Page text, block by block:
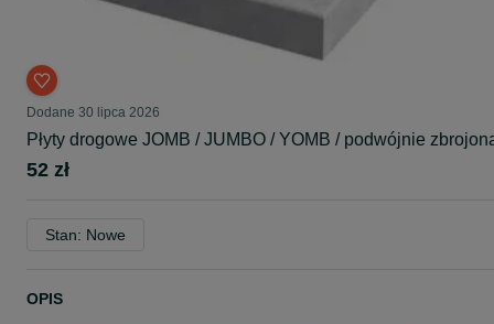
Dodane 30 lipca 2026
Płyty drogowe JOMB / JUMBO / YOMB / podwójnie
52 zł
Stan: Nowe
OPIS